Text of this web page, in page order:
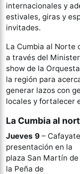
internacionales y
estivales, giras y
invitades.
La Cumbia al Norte
a través del
show de la
la región para
generar lazos con
locales y fortalecer
La Cumbia al
Jueves 9 –
presentación en la
plaza San Martín
la Peña de